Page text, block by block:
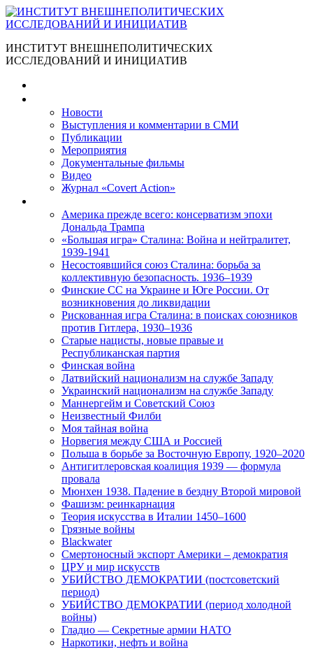
ИНСТИТУТ ВНЕШНЕПОЛИТИЧЕСКИХ
ИССЛЕДОВАНИЙ И ИНИЦИАТИВ
Новости
Выступления и коммента­рии в СМИ
Публикации
Мероприятия
Документальные фильмы
Видео
Журнал «Covert Action»
Америка прежде всего: консерватизм эпохи
Дональда Трампа
«Большая игра» Сталина: Война и нейтралитет,
1939-1941
Несостоявшийся союз Сталина: борьба за
коллективную безопасность. 1936–1939
Финские СС на Украине и Юге России. От
возникновения до ликвидации
Рискованная игра Сталина: в поисках союзников
против Гитлера, 1930–1936
Старые нацисты, новые правые и
Республиканская партия
Финская война
Латвийский национализм на службе Западу
Украинский национализм на службе Западу
Маннергейм и Советский Союз
Неизвестный Филби
Моя тайная война
Норвегия между США и Россией
Польша в борьбе за Восточную Европу, 1920–2020
Антигитлеровская коалиция 1939 — формула
провала
Мюнхен 1938. Падение в бездну Второй мировой
Фашизм: реинкарнация
Теория искусства в Италии 1450–1600
Грязные войны
Blackwater
Смертоносный экспорт Америки – демократия
ЦРУ и мир искусств
УБИЙСТВО ДЕМОКРАТИИ (постсоветский
период)
УБИЙСТВО ДЕМОКРАТИИ (период холодной
войны)
Гладио — Секретные армии НАТО
Наркотики, нефть и война